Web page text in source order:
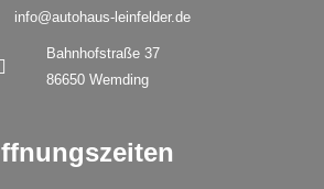
info@autohaus-leinfelder.de
Bahnhofstraße 37
86650 Wemding